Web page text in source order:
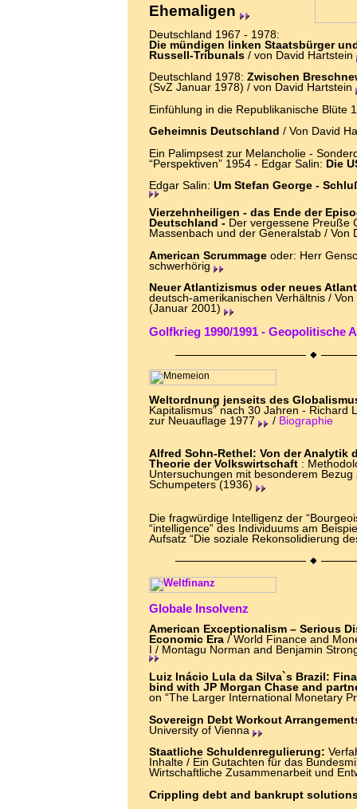
Ehemaligen
Deutschland 1967 - 1978:
Die mündigen linken Staatsbürger
Russell-Tribunals/ von David Hartstein
Deutschland 1978: Zwischen
(SvZ Januar 1978) / von David Hartstein
Einfühlung in die Republikanische Blüte
Geheimnis Deutschland / Von David
Ein Palimpsest zur Melancholie -
“Perspektiven” 1954 - Edgar Salin: Die
Edgar Salin: Um Stefan George -
Vierzehnheiligen - das Ende der
Deutschland - Der vergessene Preuße
Massenbach und der Generalstab / Von
American Scrummageoder: Herr
schwerhörig
Neuer Atlantizismus oder neues
deutsch-amerikanischen Verhältnis /
(Januar 2001)
Golfkrieg 1990/1991 - Geopolitische
Weltordnung jenseits des
Kapitalismus” nach 30 Jahren - Richard
zur Neuauflage 1977
/ Biographie
Alfred Sohn-Rethel: Von der Analytik
Theorie der Volkswirtschaft :
Untersuchungen mit besonderem Bezug
Schumpeters (1936)
Die fragwürdige Intelligenz der
“intelligence” des Individuums am
Aufsatz “Die soziale Rekonsolidierung
Globale Insolvenz
American Exceptionalism – Serious
Economic Era/ World Finance and
I / Montagu Norman and Benjamin
Luiz Inácio Lula da Silva`s Brazil:
bind with JP Morgan Chase and
on “The Larger International Monetary
Sovereign Debt Workout
University of Vienna
Staatliche Schuldenregulierung:
Inhalte / Ein Gutachten für das
Wirtschaftliche Zusammenarbeit und
Crippling debt and bankrupt